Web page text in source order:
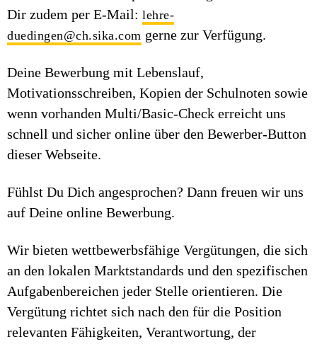
Dir zudem per E-Mail: lehre-
duedingen@ch.sika.com gerne zur Verfügung.
Deine Bewerbung mit Lebenslauf,
Motivationsschreiben, Kopien der Schulnoten sowie
wenn vorhanden Multi/Basic-Check erreicht uns
schnell und sicher online über den Bewerber-Button
dieser Webseite.
Fühlst Du Dich angesprochen? Dann freuen wir uns
auf Deine online Bewerbung.
Wir bieten wettbewerbsfähige Vergütungen, die sich
an den lokalen Marktstandards und den spezifischen
Aufgabenbereichen jeder Stelle orientieren. Die
Vergütung richtet sich nach den für die Position
relevanten Fähigkeiten, Verantwortung, der